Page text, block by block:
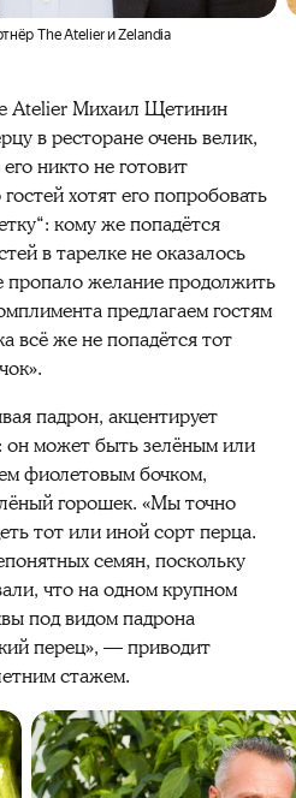
The Atelier и Zelandia
Atelier Михаил Щетинин
в ресторане очень велик,
никто не готовит
хотят его попробовать
кому же попадётся
в тарелке не оказалось
пропало желание продолжить
предлагаем гостям
всё же не попадётся тот
падрон, акцентирует
он может быть зелёным или
фиолетовым бочком,
горошек. «Мы точно
тот или иной сорт перца.
семян, поскольку
что на одном крупном
под видом падрона
перец», — приводит
стажем.